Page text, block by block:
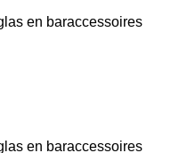
en baraccessoires
en baraccessoires